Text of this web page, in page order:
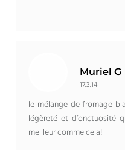
Muriel G
17.3.14
le mélange de fromage
légèreté et d’onctuosité
meilleur comme cela!